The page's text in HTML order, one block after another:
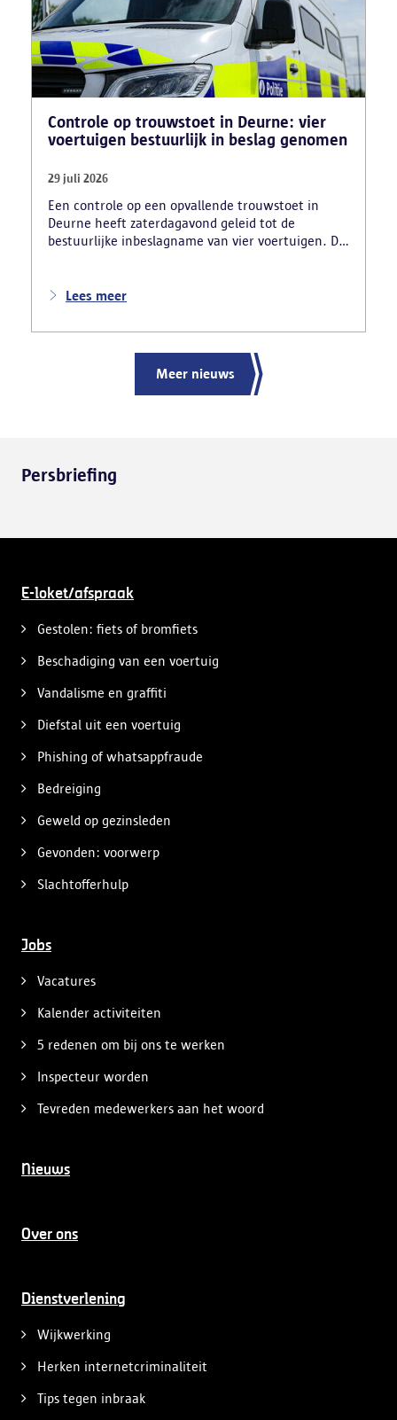
Controle op trouwstoet in Deurne: vier
voertuigen bestuurlijk in beslag genomen
29 juli 2026
Een controle op een opvallende trouwstoet in
Deurne heeft zaterdagavond geleid tot de
bestuurlijke inbeslagname van vier voertuigen. De
nadat meerdere weggebruikers melding hadden
ernstige verkeershinder die dat als gevolg had.
Lees meer
Meer nieuws
Persbriefing
E-loket/afspraak
Gestolen: fiets of bromfiets
Beschadiging van een voertuig
Vandalisme en graffiti
Diefstal uit een voertuig
Phishing of whatsappfraude
Bedreiging
Geweld op gezinsleden
Gevonden: voorwerp
Slachtofferhulp
Jobs
Vacatures
Kalender activiteiten
5 redenen om bij ons te werken
Inspecteur worden
Tevreden medewerkers aan het woord
Nieuws
Over ons
Dienstverlening
Wijkwerking
Herken internetcriminaliteit
Tips tegen inbraak